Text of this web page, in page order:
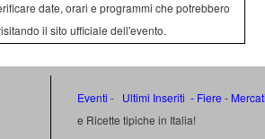
date, orari e programmi che potrebbero
il sito ufficiale dell'evento.
Eventi - Ultimi Inseriti - Fiere -
e Ricette tipiche in Italia!